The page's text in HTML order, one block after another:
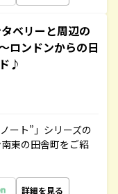
ベリーと周辺の
ロンドンからの日
♪
ート”」シリーズの
東の田舎町をご紹
詳細を見る